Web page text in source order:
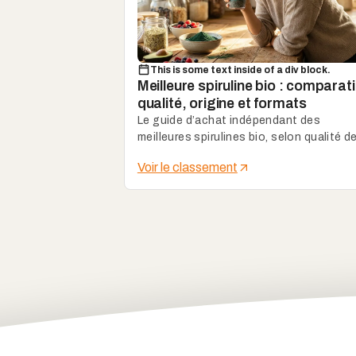
This is some text inside of a div block.
Meilleure spiruline bio :
qualité, origine et formats
Le guide d’achat indépendant des
meilleures spirulines bio, selon qualité
rapport qualité-prix.
Voir le classement